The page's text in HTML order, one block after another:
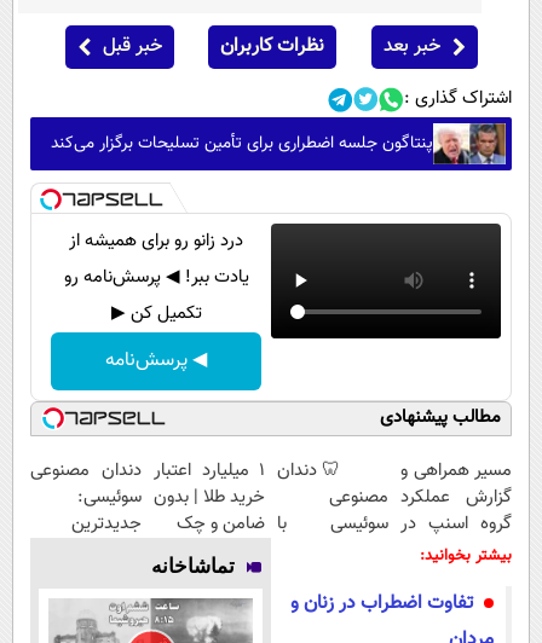
خبر بعد نظرات کاربران خبر قبل
اشتراک گذاری :
پنتاگون جلسه اضطراری برای تأمین تسلیحات برگزار می‌کند
درد زانو رو برای همیشه از
یادت ببر! ◀ پرسش‌نامه رو
تکمیل کن ▶
◀ پرسش‌نامه
مطالب پیشنهادی
مسیر همراهی و
گزارش عملکرد
گروه اسنپ در
۱۴۰۴
🦷 دندان
مصنوعی
سوئیسی با
۱ میلیارد اعتبار
خرید طلا | بدون
ضامن و چک
دندان مصنوعی
سوئیسی:
جدیدترین
پرداخت قسطی
بیشتر بخوانید:
تفاوت اضطراب در زنان و
تماشاخانه